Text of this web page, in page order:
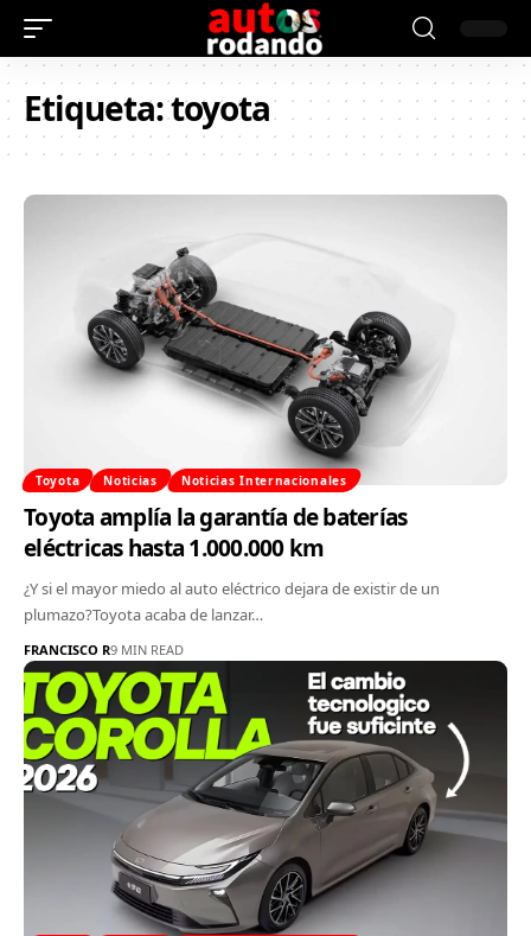
Etiqueta:toyota
Toyota Noticias Noticias Internacionales
Toyota amplía la garantía de baterías
eléctricas hasta 1.000.000 km
¿Y si el mayor miedo al auto eléctrico dejara de existir de un
plumazo?Toyota acaba de lanzar…
FRANCISCO R9 MIN READ